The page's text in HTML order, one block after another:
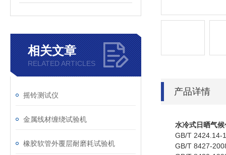
相关文章
RELATED ARTICLES
摇铃测试仪
金属线材缠绕试验机
橡胶软管外覆层耐磨耗试验机
产品详情
水冷式日晒气
GB/T 2424.14-
GB/T 8427-2008